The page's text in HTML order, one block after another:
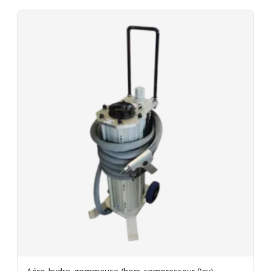
les filtres avant de rapporter le matériel. Assurance
bris de machine en option.